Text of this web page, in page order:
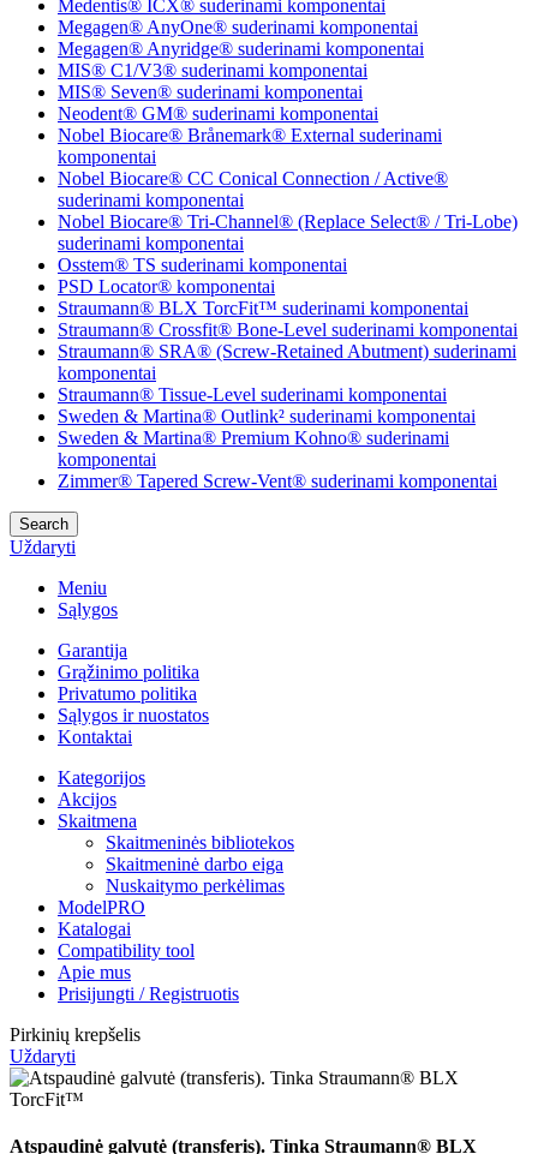
Medentis® ICX® suderinami komponentai
Megagen® AnyOne® suderinami komponentai
Megagen® Anyridge® suderinami komponentai
MIS® C1/V3® suderinami komponentai
MIS® Seven® suderinami komponentai
Neodent® GM® suderinami komponentai
Nobel Biocare® Brånemark® External suderinami
komponentai
Nobel Biocare® CC Conical Connection / Active®
suderinami komponentai
Nobel Biocare® Tri-Channel® (Replace Select® / Tri-Lobe)
suderinami komponentai
Osstem® TS suderinami komponentai
PSD Locator® komponentai
Straumann® BLX TorcFit™ suderinami komponentai
Straumann® Crossfit® Bone-Level suderinami komponentai
Straumann® SRA® (Screw-Retained Abutment) suderinami
komponentai
Straumann® Tissue-Level suderinami komponentai
Sweden & Martina® Outlink² suderinami komponentai
Sweden & Martina® Premium Kohno® suderinami
komponentai
Zimmer® Tapered Screw-Vent® suderinami komponentai
Search
Uždaryti
Meniu
Sąlygos
Garantija
Grąžinimo politika
Privatumo politika
Sąlygos ir nuostatos
Kontaktai
Kategorijos
Akcijos
Skaitmena
Skaitmeninės bibliotekos
Skaitmeninė darbo eiga
Nuskaitymo perkėlimas
ModelPRO
Katalogai
Compatibility tool
Apie mus
Prisijungti / Registruotis
Pirkinių krepšelis
Uždaryti
Atspaudinė galvutė (transferis). Tinka Straumann® BLX